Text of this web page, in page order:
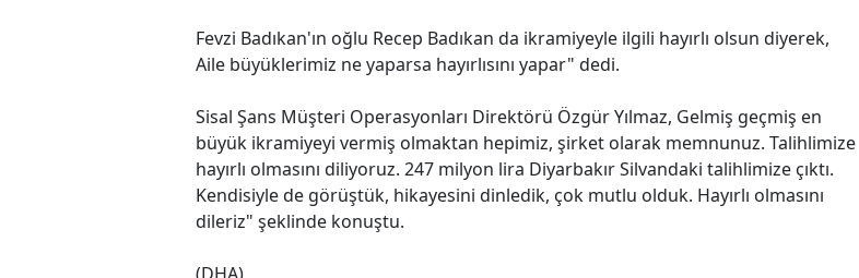
Fevzi Badıkan'ın oğlu Recep Badıkan da ikramiyeyle ilgili hayırlı olsun diyerek,
Aile büyüklerimiz ne yaparsa hayırlısını yapar" dedi.
Sisal Şans Müşteri Operasyonları Direktörü Özgür Yılmaz, Gelmiş geçmiş en
büyük ikramiyeyi vermiş olmaktan hepimiz, şirket olarak memnunuz. Talihlimize
hayırlı olmasını diliyoruz. 247 milyon lira Diyarbakır Silvandaki talihlimize çıktı.
Kendisiyle de görüştük, hikayesini dinledik, çok mutlu olduk. Hayırlı olmasını
dileriz" şeklinde konuştu.